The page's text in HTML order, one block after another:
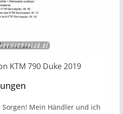
KTM 790 Duke 2019
Mein Händler und ich